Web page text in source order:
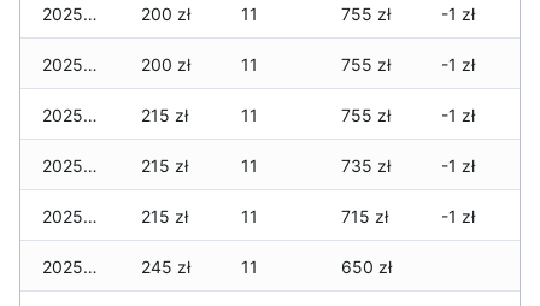
2025-04-27 200 zł 11 755 zł -1 zł
2025-04-26 200 zł 11 755 zł -1 zł
2025-04-25 215 zł 11 755 zł -1 zł
2025-04-24 215 zł 11 735 zł -1 zł
2025-04-23 215 zł 11 715 zł -1 zł
2025-04-07 245 zł 11 650 zł